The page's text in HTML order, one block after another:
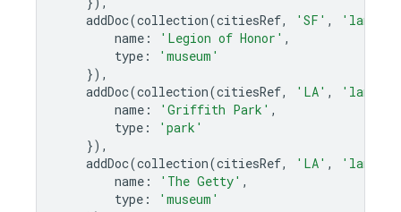
addDoc(collection(citiesRef, 'SF' ,
name : 'Legion of Honor' ,
type :
'museum'
}),
addDoc(collection(citiesRef, 'LA' ,
name : 'Griffith Park' ,
type :
'park'
}),
addDoc(collection(citiesRef, 'LA' ,
name : 'The Getty' ,
type :
'museum'